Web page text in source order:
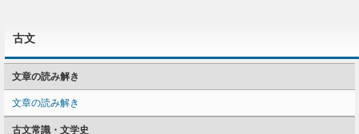
古文
文章の読み解き
文章の読み解き
古文常識・文学史